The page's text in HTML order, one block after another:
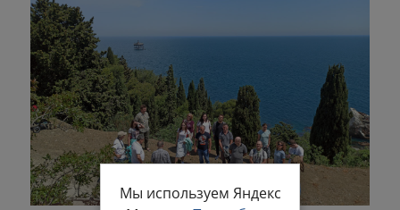
Мы используем Яндекс